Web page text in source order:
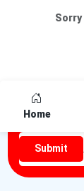
Sorry
Home
Newsletter
Be the first
Submit